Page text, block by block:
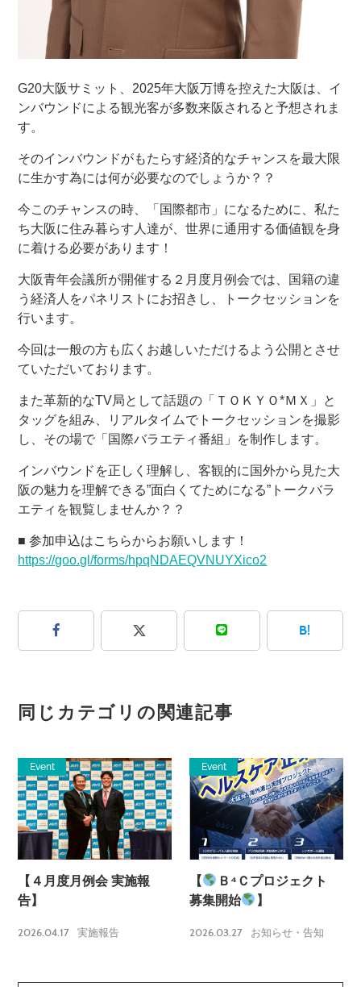
G20大阪サミット、2025年大阪万博を控えた大阪は、イ
ンバウンドによる観光客が多数来阪されると予想されま
す。
そのインバウンドがもたらす経済的なチャンスを最大限
に生かす為には何が必要なのでしょうか？？
今このチャンスの時、「国際都市」になるために、私た
ち大阪に住み暮らす人達が、世界に通用する価値観を身
に着ける必要があります！
大阪青年会議所が開催する２月度月例会では、国籍の違
う経済人をパネリストにお招きし、トークセッションを
行います。
今回は一般の方も広くお越しいただけるよう公開とさせ
ていただいております。
また革新的なTV局として話題の「ＴＯＫＹＯ*ＭＸ」と
タッグを組み、リアルタイムでトークセッションを撮影
し、その場で「国際バラエティ番組」を制作します。
インバウンドを正しく理解し、客観的に国外から見た大
阪の魅力を理解できる”面白くてためになる”トークバラ
エティを観覧しませんか？？
■ 参加申込はこちらからお願いします！
https://goo.gl/forms/hpqNDAEQVNUYXico2
B!
同じカテゴリの関連記事
Event
【４月度月例会 実施報
告】
2026.04.17 実施報告
Event
【
Ｂ⁴Ｃプロジェクト
募集開始
】
2026.03.27 お知らせ・告知